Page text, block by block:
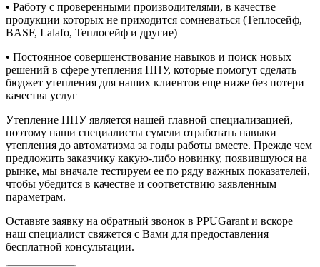
• Работу с проверенными производителями, в качестве
продукции которых не приходится сомневаться (Теплосейф,
BASF, Lalafo, Теплосейф и другие)
• Постоянное совершенствование навыков и поиск новых
решений в сфере утепления ППУ, которые помогут сделать
бюджет утепления для наших клиентов еще ниже без потери
качества услуг
Утепление ППУ является нашей главной специализацией,
поэтому наши специалисты сумели отработать навыки
утепления до автоматизма за годы работы вместе. Прежде чем
предложить заказчику какую-либо новинку, появившуюся на
рынке, мы вначале тестируем ее по ряду важных показателей,
чтобы убедится в качестве и соответствию заявленным
параметрам.
Оставьте заявку на обратный звонок в PPUGarant и вскоре
наш специалист свяжется с Вами для предоставления
бесплатной консультации.